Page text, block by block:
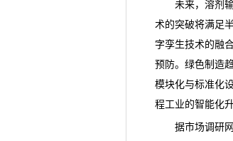
未来，溶剂输
术的突破将满足
字孪生技术的融
预防。绿色制造
模块化与标准化
程工业的智能化
据市场调研